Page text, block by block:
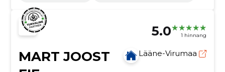
5.0 1 hinnang
MART JOOST
Lääne-Virumaa